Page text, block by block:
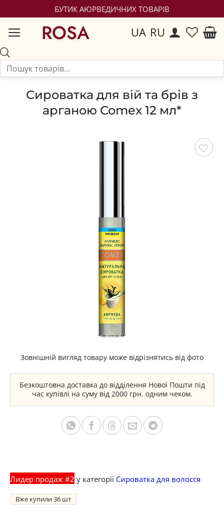
БУТИК АЮРВЕДИЧНИХ ТОВАРІВ
ROSA UA RU
Сироватка для вій та брів з
арганою Comex 12 мл*
Зовнішній вигляд товару може відрізнятись від фото
Безкоштовна доставка до відділення Нової Пошти під
час купівлі на суму від 2000 грн. одним чеком.
Лидер продаж #2 у категорії Сироватка для волосся
Вже купили36